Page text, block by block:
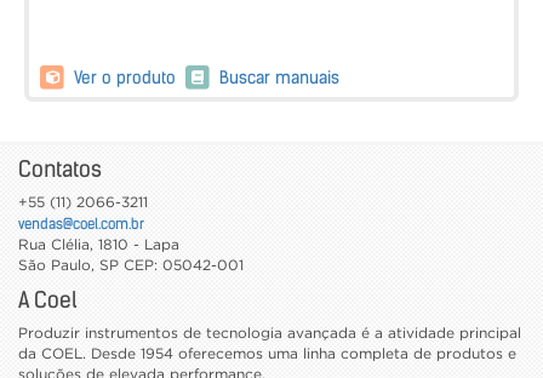
Ver o produto Buscar manuais
Contatos
+55 (11) 2066-3211
vendas@coel.com.br
Rua Clélia, 1810 - Lapa
São Paulo, SP CEP: 05042-001
A Coel
Produzir instrumentos de tecnologia avançada é a atividade principal
da COEL. Desde 1954 oferecemos uma linha completa de produtos e